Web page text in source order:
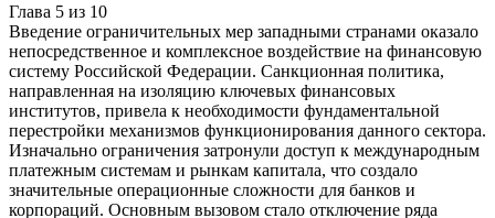
Глава 5 из 10
Введение ограничительных мер западными странами оказало
непосредственное и комплексное воздействие на финансовую
систему Российской Федерации. Санкционная политика,
направленная на изоляцию ключевых финансовых
институтов, привела к необходимости фундаментальной
перестройки механизмов функционирования данного сектора.
Изначально ограничения затронули доступ к международным
платежным системам и рынкам капитала, что создало
значительные операционные сложности для банков и
корпораций. Основным вызовом стало отключение ряда